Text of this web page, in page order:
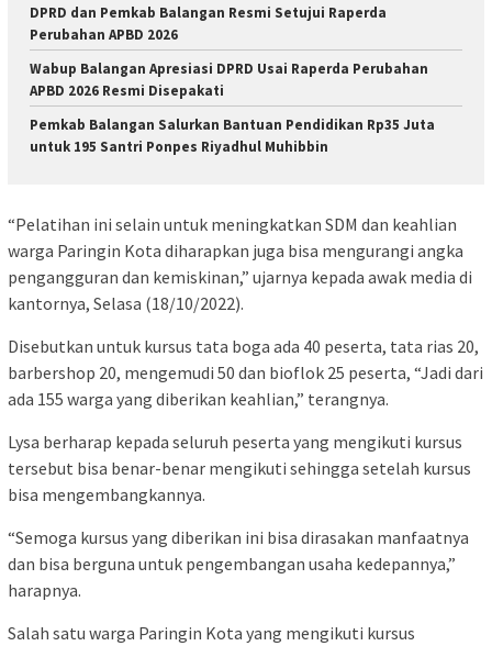
DPRD dan Pemkab Balangan Resmi Setujui Raperda
Perubahan APBD 2026
Wabup Balangan Apresiasi DPRD Usai Raperda Perubahan
APBD 2026 Resmi Disepakati
Pemkab Balangan Salurkan Bantuan Pendidikan Rp35 Juta
untuk 195 Santri Ponpes Riyadhul Muhibbin
“Pelatihan ini selain untuk meningkatkan SDM dan keahlian
warga Paringin Kota diharapkan juga bisa mengurangi angka
pengangguran dan kemiskinan,” ujarnya kepada awak media di
kantornya, Selasa (18/10/2022).
Disebutkan untuk kursus tata boga ada 40 peserta, tata rias 20,
barbershop 20, mengemudi 50 dan bioflok 25 peserta, “Jadi dari
ada 155 warga yang diberikan keahlian,” terangnya.
Lysa berharap kepada seluruh peserta yang mengikuti kursus
tersebut bisa benar-benar mengikuti sehingga setelah kursus
bisa mengembangkannya.
“Semoga kursus yang diberikan ini bisa dirasakan manfaatnya
dan bisa berguna untuk pengembangan usaha kedepannya,”
harapnya.
Salah satu warga Paringin Kota yang mengikuti kursus